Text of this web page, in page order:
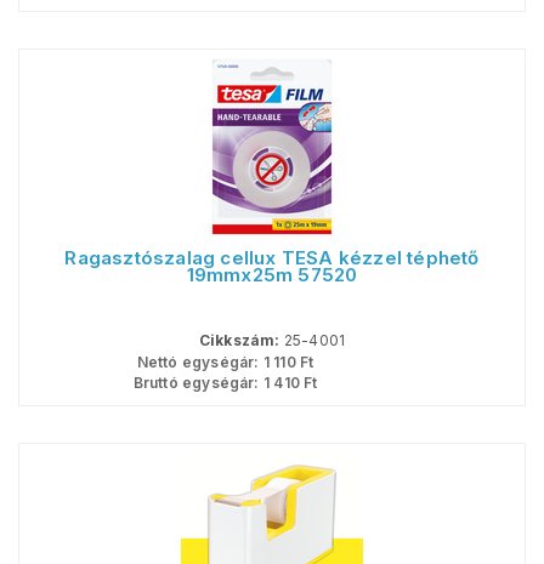
Ragasztószalag cellux TESA kézzel téphető
19mmx25m 57520
Cikkszám: 25-4001
Nettó egységár: 1 110Ft
Bruttó egységár: 1 410Ft